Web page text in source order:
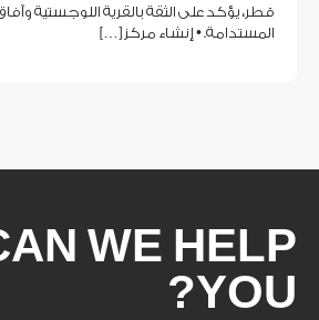
قطر، يؤكد على الثقة بالقرية اللوجستية
المستدامة. • إنشاء مركز […]
WE HELP
YOU?